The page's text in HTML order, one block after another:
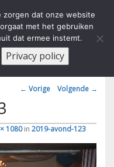
Der Ouwe
Afbeeldingsnavigatie
← Vorige Volgende →
1080in 2019-avond-123
zorgen dat onze website
met het gebruiken
dat ermee instemt.
Privacy policy